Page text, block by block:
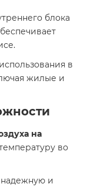
блока
в
жилые и
на
во
надежную и